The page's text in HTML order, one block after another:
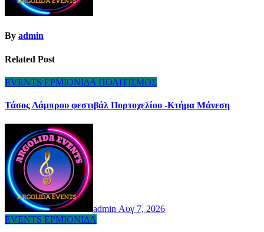
By admin
Related Post
EVENTS ΕΡΜΙΟΝΙΔΑ ΠΟΛΙΤΙΣΜΟΣ
Τάσος Λάμπρου φεστιβάλ Πορτοχελίου -Κτήμα Μάνεση
admin Αυγ 7, 2026
EVENTS ΕΡΜΙΟΝΙΔΑ